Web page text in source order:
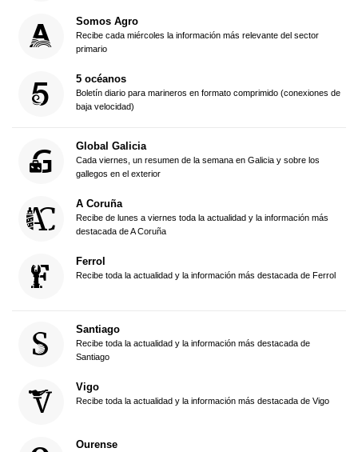
Somos Agro
Recibe cada miércoles la información más relevante del sector
primario
5 océanos
Boletín diario para marineros en formato comprimido (conexiones de
baja velocidad)
Global Galicia
Cada viernes, un resumen de la semana en Galicia y sobre los
gallegos en el exterior
A Coruña
Recibe de lunes a viernes toda la actualidad y la información más
destacada de A Coruña
Ferrol
Recibe toda la actualidad y la información más destacada de Ferrol
Santiago
Recibe toda la actualidad y la información más destacada de
Santiago
Vigo
Recibe toda la actualidad y la información más destacada de Vigo
Ourense